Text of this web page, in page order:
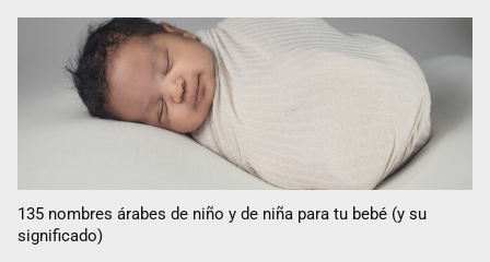
135 nombres árabes de niño y de niña para tu bebé (y su
significado)